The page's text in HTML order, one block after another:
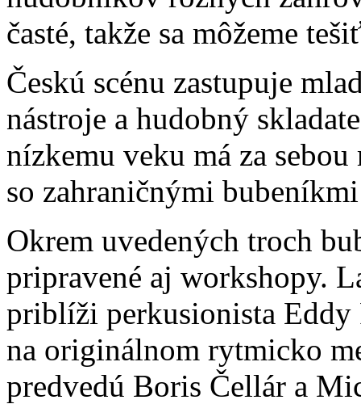
časté, takže sa môžeme
Českú scénu zastupuje
nástroje a hudobný
nízkemu veku má za
so zahraničnými
Okrem uvedených troch
pripravené aj workshopy.
priblíži perkusionista Eddy
na originálnom rytmicko
predvedú Boris Čellár a